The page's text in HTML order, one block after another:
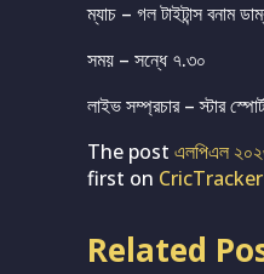
ম্যাচ – গল টাইটান্স বনাম
সময় – সন্ধে ৭.৩০
লাইভ সম্প্রচার – স্টার
The post এলপিএল
first on
Related